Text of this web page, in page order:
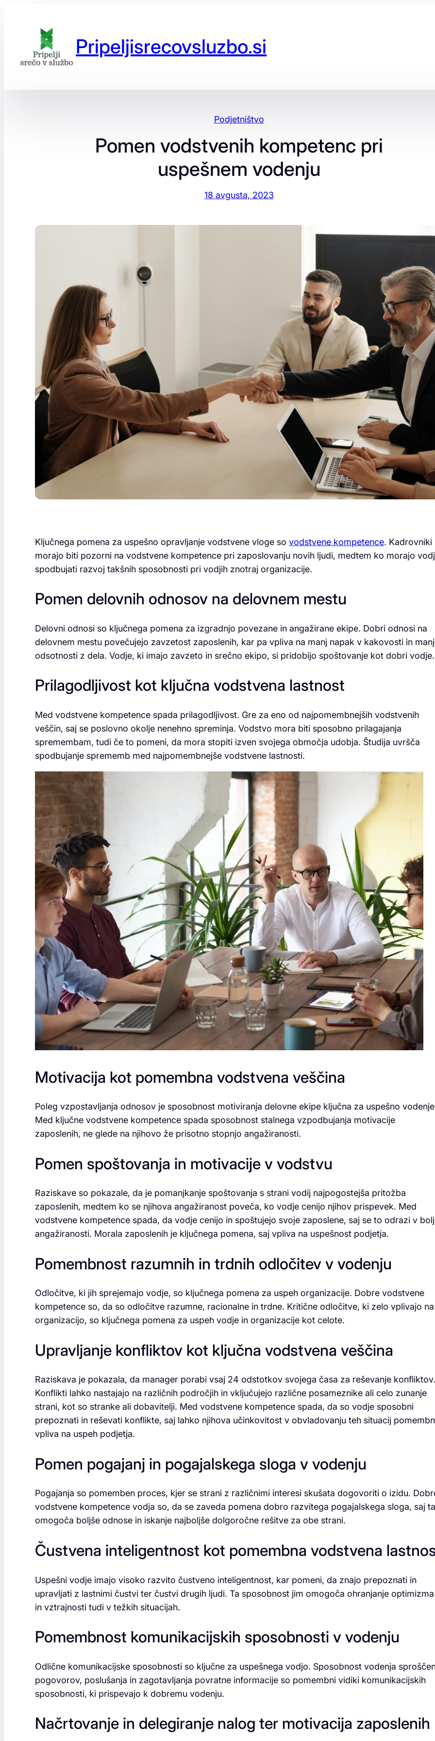
Pripeljisrecovsluzbo.si
Podjetništvo
Pomen vodstvenih kompetenc pri
uspešnem vodenju
18 avgusta, 2023
Ključnega pomena za uspešno opravljanje vodstvene vloge so vodstvene kompetence. Kadrovniki
morajo biti pozorni na vodstvene kompetence pri zaposlovanju novih ljudi, medtem ko morajo
spodbujati razvoj takšnih sposobnosti pri vodjih znotraj organizacije.
Pomen delovnih odnosov na delovnem mestu
Delovni odnosi so ključnega pomena za izgradnjo povezane in angažirane ekipe. Dobri odnosi na
delovnem mestu povečujejo zavzetost zaposlenih, kar pa vpliva na manj napak v kakovosti in manj
odsotnosti z dela. Vodje, ki imajo zavzeto in srečno ekipo, si pridobijo spoštovanje kot dobri vodje.
Prilagodljivost kot ključna vodstvena lastnost
Med vodstvene kompetence spada prilagodljivost. Gre za eno od najpomembnejših vodstvenih
veščin, saj se poslovno okolje nenehno spreminja. Vodstvo mora biti sposobno prilagajanja
spremembam, tudi če to pomeni, da mora stopiti izven svojega območja udobja. Študija uvršča
spodbujanje sprememb med najpomembnejše vodstvene lastnosti.
Motivacija kot pomembna vodstvena veščina
Poleg vzpostavljanja odnosov je sposobnost motiviranja delovne ekipe ključna za uspešno
Med ključne vodstvene kompetence spada sposobnost stalnega vzpodbujanja motivacije
zaposlenih, ne glede na njihovo že prisotno stopnjo angažiranosti.
Pomen spoštovanja in motivacije v vodstvu
Raziskave so pokazale, da je pomanjkanje spoštovanja s strani vodij najpogostejša pritožba
zaposlenih, medtem ko se njihova angažiranost poveča, ko vodje cenijo njihov prispevek. Med
vodstvene kompetence spada, da vodje cenijo in spoštujejo svoje zaposlene, saj se to odrazi v
angažiranosti. Morala zaposlenih je ključnega pomena, saj vpliva na uspešnost podjetja.
Pomembnost razumnih in trdnih odločitev v vodenju
Odločitve, ki jih sprejemajo vodje, so ključnega pomena za uspeh organizacije. Dobre vodstvene
kompetence so, da so odločitve razumne, racionalne in trdne. Kritične odločitve, ki zelo vplivajo na
organizacijo, so ključnega pomena za uspeh vodje in organizacije kot celote.
Upravljanje konfliktov kot ključna vodstvena veščina
Raziskava je pokazala, da manager porabi vsaj 24 odstotkov svojega časa za reševanje konfliktov.
Konflikti lahko nastajajo na različnih področjih in vključujejo različne posameznike ali celo zunanje
strani, kot so stranke ali dobavitelji. Med vodstvene kompetence spada, da so vodje sposobni
prepoznati in reševati konflikte, saj lahko njihova učinkovitost v obvladovanju teh situacij
vpliva na uspeh podjetja.
Pomen pogajanj in pogajalskega sloga v vodenju
Pogajanja so pomemben proces, kjer se strani z različnimi interesi skušata dogovoriti o izidu.
vodstvene kompetence vodja so, da se zaveda pomena dobro razvitega pogajalskega sloga, saj ta
omogoča boljše odnose in iskanje najboljše dolgoročne rešitve za obe strani.
Čustvena inteligentnost kot pomembna vodstvena
Uspešni vodje imajo visoko razvito čustveno inteligentnost, kar pomeni, da znajo prepoznati in
upravljati z lastnimi čustvi ter čustvi drugih ljudi. Ta sposobnost jim omogoča ohranjanje optimizma
in vztrajnosti tudi v težkih situacijah.
Pomembnost komunikacijskih sposobnosti v vodenju
Odlične komunikacijske sposobnosti so ključne za uspešnega vodjo. Sposobnost vodenja
pogovorov, poslušanja in zagotavljanja povratne informacije so pomembni vidiki komunikacijskih
sposobnosti, ki prispevajo k dobremu vodenju.
Načrtovanje in delegiranje nalog ter motivacija zaposlenih